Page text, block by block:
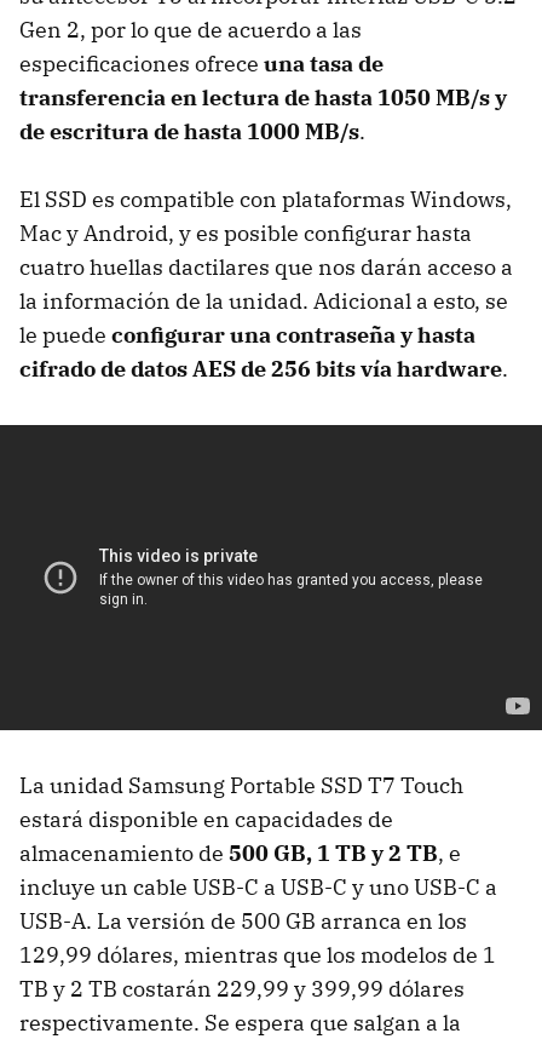
Gen 2, por lo que de acuerdo a las
especificaciones ofrece una tasa de
transferencia en lectura de hasta 1050 MB/s y
de escritura de hasta 1000 MB/s.
El SSD es compatible con plataformas Windows,
Mac y Android, y es posible configurar hasta
cuatro huellas dactilares que nos darán acceso a
la información de la unidad. Adicional a esto, se
le puede configurar una contraseña y hasta
cifrado de datos AES de 256 bits vía hardware.
La unidad Samsung Portable SSD T7 Touch
estará disponible en capacidades de
almacenamiento de 500 GB, 1 TB y 2 TB, e
incluye un cable USB-C a USB-C y uno USB-C a
USB-A. La versión de 500 GB arranca en los
129,99 dólares, mientras que los modelos de 1
TB y 2 TB costarán 229,99 y 399,99 dólares
respectivamente. Se espera que salgan a la